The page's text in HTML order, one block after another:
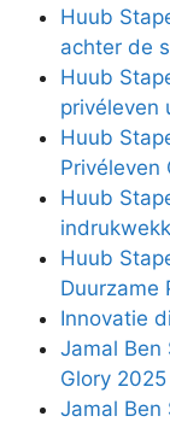
Huub
achter de
Huub
privéleven
Huub
Privéleven
Huub
Huub
Duurzame
Innovatie
Jamal Ben
Glory
Jamal Ben